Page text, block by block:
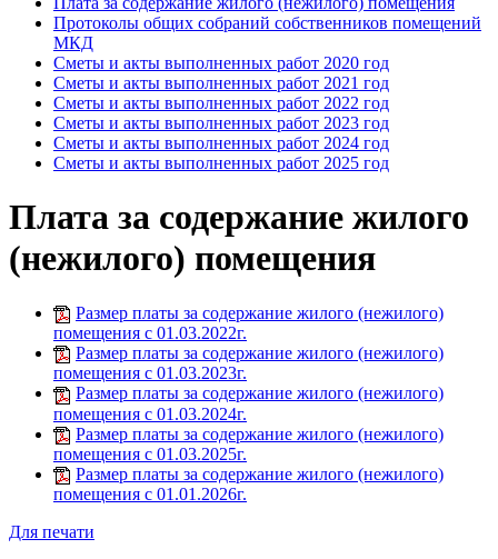
Протоколы общих собраний собственников помещений
МКД
Сметы и акты выполненных работ 2020 год
Сметы и акты выполненных работ 2021 год
Сметы и акты выполненных работ 2022 год
Сметы и акты выполненных работ 2023 год
Сметы и акты выполненных работ 2024 год
Сметы и акты выполненных работ 2025 год
Плата за содержание жилого
(нежилого) помещения
Размер платы за содержание жилого (нежилого)
помещения с 01.03.2022г.
Размер платы за содержание жилого (нежилого)
помещения с 01.03.2023г.
Размер платы за содержание жилого (нежилого)
помещения с 01.03.2024г.
Размер платы за содержание жилого (нежилого)
помещения с 01.03.2025г.
Размер платы за содержание жилого (нежилого)
помещения с 01.01.2026г.
Для печати